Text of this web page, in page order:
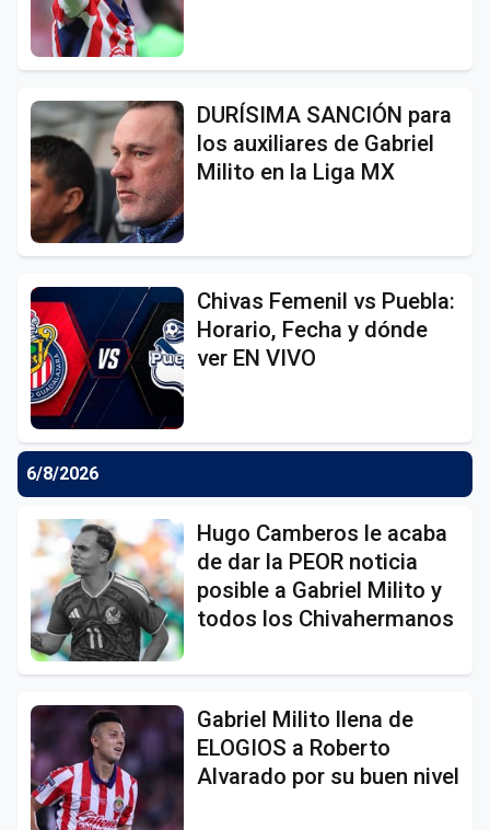
DURÍSIMA SANCIÓN para
los auxiliares de Gabriel
Milito en la Liga MX
Chivas Femenil vs Puebla:
Horario, Fecha y dónde
ver EN VIVO
6/8/2026
Hugo Camberos le acaba
de dar la PEOR noticia
posible a Gabriel Milito y
todos los Chivahermanos
Gabriel Milito llena de
ELOGIOS a Roberto
Alvarado por su buen nivel